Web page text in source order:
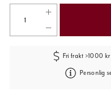
Fri frakt >1000 kr
Personlig